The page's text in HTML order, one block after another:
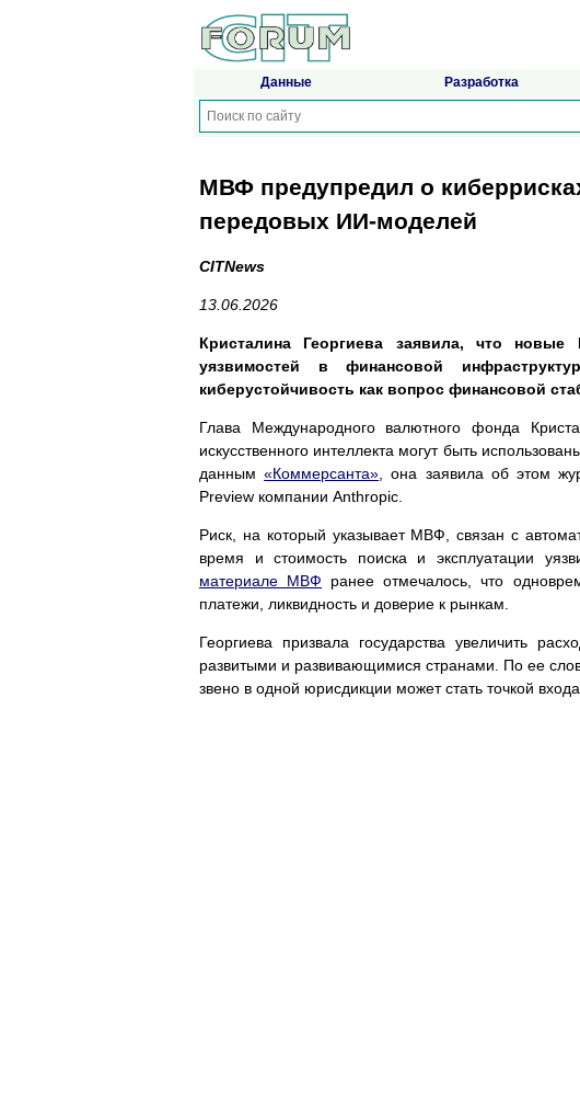
Данные Разработка
МВФ предупредил о
передовых ИИ-моделей
CITNews
13.06.2026
Кристалина Георгиева заявила, что
уязвимостей в финансовой
киберустойчивость как вопрос финансовой
Глава Международного валютного фонда
искусственного интеллекта могут быть
данным«Коммерсанта» , она заявила об этом
Preview компании Anthropic.
Риск, на который указывает МВФ, связан с
время и стоимость поиска и эксплуатации
материале МВФ ранее отмечалось, что
платежи, ликвидность и доверие к рынкам.
Георгиева призвала государства увеличить
развитыми и развивающимися странами. По ее
звено в одной юрисдикции может стать точкой входа